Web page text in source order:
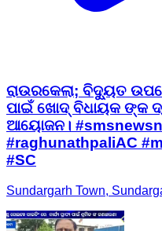
ରାଉରକେଲା; ବିଦ୍ୟୁତ
ପାଇଁ ଖୋଦ୍ ବିଧାୟକ ଙ୍କ
ଆୟୋଜନ।
#raghunathpaliAC
#SC
Sundargarh Town,